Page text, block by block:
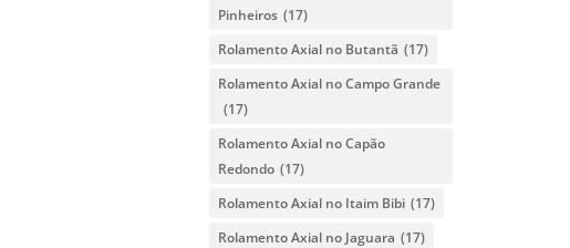
Pinheiros (17)
Rolamento Axial no Butantã (17)
Rolamento Axial no Campo Grande
(17)
Rolamento Axial no Capão
Redondo (17)
Rolamento Axial no Itaim Bibi (17)
Rolamento Axial no Jaguara (17)